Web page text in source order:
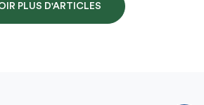
PLUS D'ARTICLES